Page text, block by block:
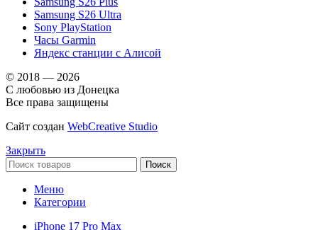
Samsung S26 Ultra
Sony PlayStation
Часы Garmin
Яндекс станции с Алисой
© 2018 — 2026
С любовью из Донецка
Все права защищены
Сайт создан WebCreative Studio
Закрыть
Поиск
Меню
Категории
iPhone 17 Pro Max